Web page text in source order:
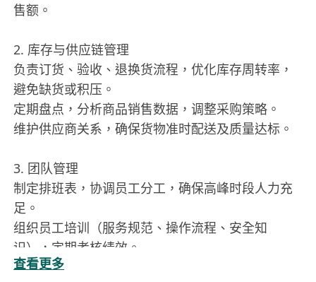
售额。
2. 库存与供应链管理
负责订货、验收、退换货流程，优化库存周转率，
避免缺货或积压。
定期盘点，分析商品销售数据，调整采购策略。
维护供应商关系，确保货物准时配送及质量达标。
3. 团队管理
制定排班表，协调员工分工，确保高峰时段人力充
足。
组织员工培训（服务规范、操作流程、安全知
识），定期考核绩效。
处理员工矛盾，营造积极团队氛围。
查看更多